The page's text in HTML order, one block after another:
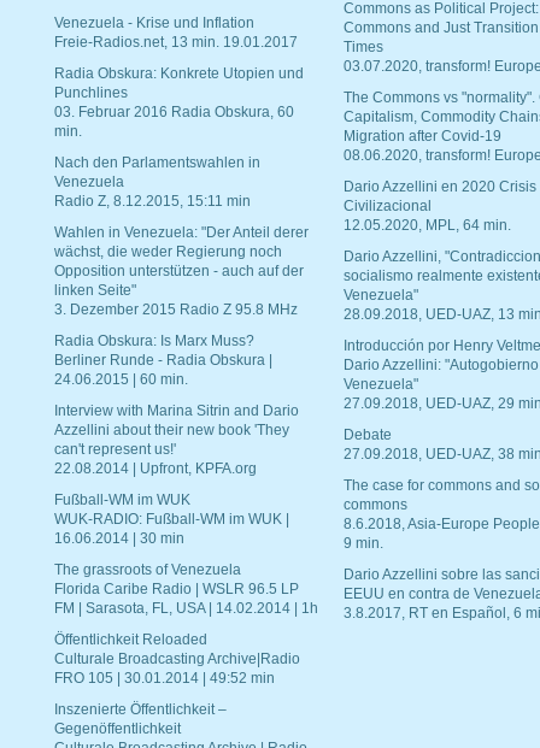
Venezuela - Krise und Inflation
Freie-Radios.net, 13 min. 19.01.2017
Radia Obskura: Konkrete Utopien und
Punchlines
03. Februar 2016 Radia Obskura, 60
min.
Nach den Parlamentswahlen in
Venezuela
Radio Z, 8.12.2015, 15:11 min
Wahlen in Venezuela: "Der Anteil derer
wächst, die weder Regierung noch
Opposition unterstützen - auch auf der
linken Seite"
3. Dezember 2015 Radio Z 95.8 MHz
Radia Obskura: Is Marx Muss?
Berliner Runde - Radia Obskura |
24.06.2015 | 60 min.
Interview with Marina Sitrin and Dario
Azzellini about their new book 'They
can't represent us!'
22.08.2014 | Upfront, KPFA.org
Fußball-WM im WUK
WUK-RADIO: Fußball-WM im WUK |
16.06.2014 | 30 min
The grassroots of Venezuela
Florida Caribe Radio | WSLR 96.5 LP
FM | Sarasota, FL, USA | 14.02.2014 | 1h
Öffentlichkeit Reloaded
Culturale Broadcasting Archive|Radio
FRO 105 | 30.01.2014 | 49:52 min
Inszenierte Öffentlichkeit –
Gegenöffentlichkeit
Commons as Political Project:
Commons and Just
Times
03.07.2020, transform!
The Commons vs "normality".
Capitalism, Commodity
Migration after Covid-19
08.06.2020, transform!
Dario Azzellini en 2020 Crisis
Civilizacional
12.05.2020, MPL, 64 min.
Dario Azzellini,
socialismo realmente
Venezuela"
28.09.2018, UED-UAZ, 13
Introducción por Henry
Dario Azzellini:
Venezuela"
27.09.2018, UED-UAZ, 29
Debate
27.09.2018, UED-UAZ, 38
The case for commons and
commons
8.6.2018, Asia-Europe
9 min.
Dario Azzellini sobre las
EEUU en contra de
3.8.2017, RT en Español, 6